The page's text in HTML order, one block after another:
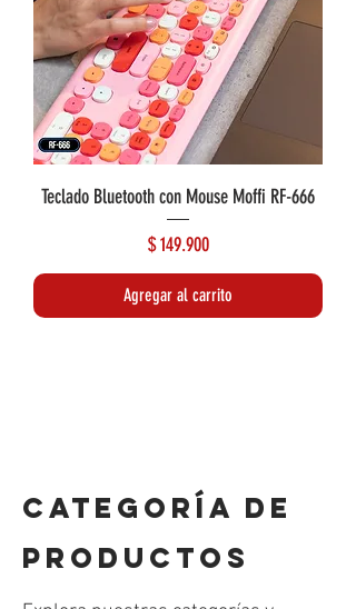
Teclado Bluetooth con Mouse Moffi RF-666
Precio
$ 149.900
Agregar al carrito
CATEGORÍA DE
PRODUCTOS